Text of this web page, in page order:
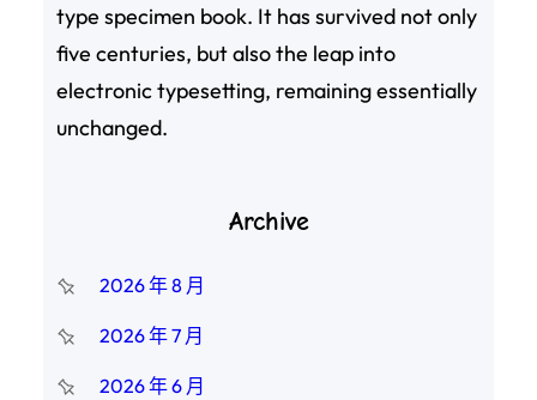
type specimen book. It has survived not only
five centuries, but also the leap into
electronic typesetting, remaining essentially
unchanged.
Archive
2026 年 8 月
2026 年 7 月
2026 年 6 月